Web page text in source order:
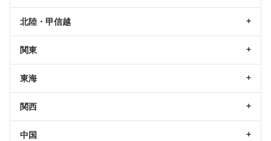
北陸・甲信越
関東
東海
関西
中国